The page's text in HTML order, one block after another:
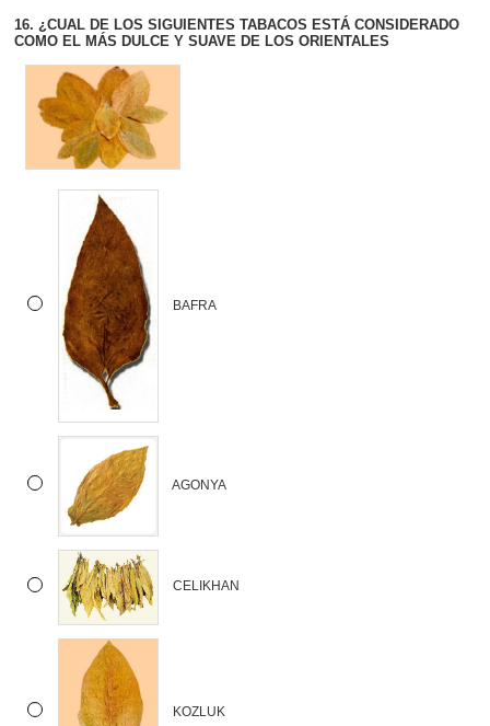
16. ¿CUAL DE LOS SIGUIENTES TABACOS ESTÁ CONSIDERADO
COMO EL MÁS DULCE Y SUAVE DE LOS ORIENTALES
BAFRA
AGONYA
CELIKHAN
KOZLUK